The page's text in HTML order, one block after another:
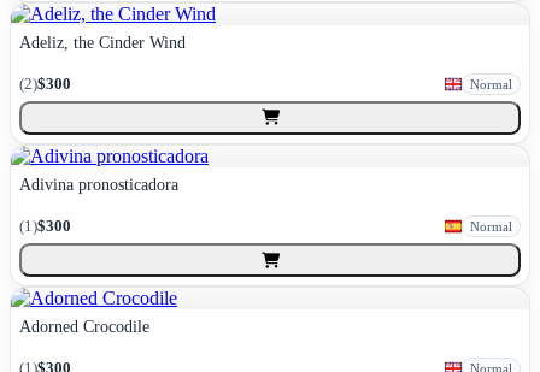
Adeliz, the Cinder Wind
(2)$300 Normal
Adivina pronosticadora
(1)$300 Normal
Adorned Crocodile
(1)$300 Normal